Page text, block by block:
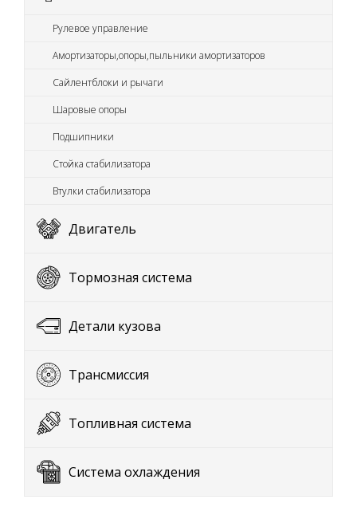
Рулевое управление
Амортизаторы,опоры,пыльники амортизаторов
Сайлентблоки и рычаги
Шаровые опоры
Подшипники
Стойка стабилизатора
Втулки стабилизатора
Двигатель
Тормозная система
Детали кузова
Трансмиссия
Топливная система
Система охлаждения